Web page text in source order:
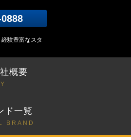
験豊富なスタ
概要
ド一覧
BRAND